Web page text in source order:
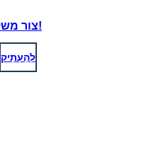
צור משלך!
לְהַעְתִיק